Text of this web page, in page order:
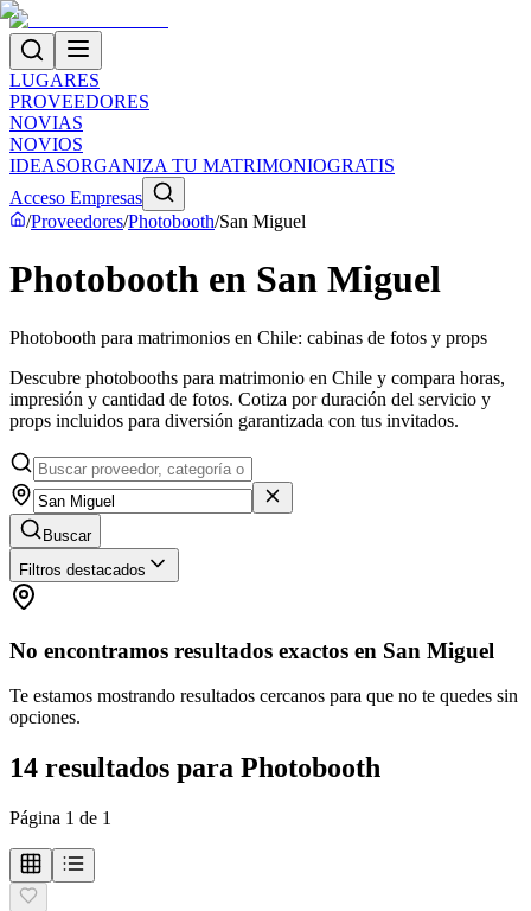
LUGARES
PROVEEDORES
NOVIAS
NOVIOS
IDEASORGANIZA TU MATRIMONIOGRATIS
Acceso Empresas
/Proveedores/Photobooth/San Miguel
Photobooth en San Miguel
Photobooth para matrimonios en Chile: cabinas de fotos y props
Descubre photobooths para matrimonio en Chile y compara horas,
impresión y cantidad de fotos. Cotiza por duración del servicio y
props incluidos para diversión garantizada con tus invitados.
Buscar
Filtros destacados
No encontramos resultados exactos en San Miguel
Te estamos mostrando resultados cercanos para que no te quedes sin
opciones.
14 resultados para Photobooth
Página 1 de 1